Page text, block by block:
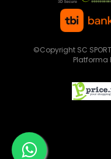
©Copyright SC SPORT
Platforma